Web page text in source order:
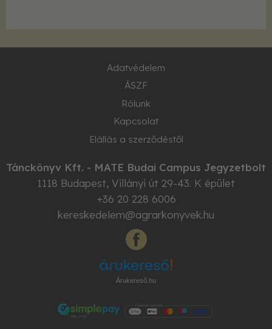
Adatvédelem
ÁSZF
Rólunk
Kapcsolat
Elállás a szerződéstől
Tánckönyv Kft. - MATE Budai Campus Jegyzetbolt
1118 Budapest, Villányi út 29-43. K épület
+36 20 228 6006
kereskedelem@agrarkonyvek.hu
Árukereső.hu